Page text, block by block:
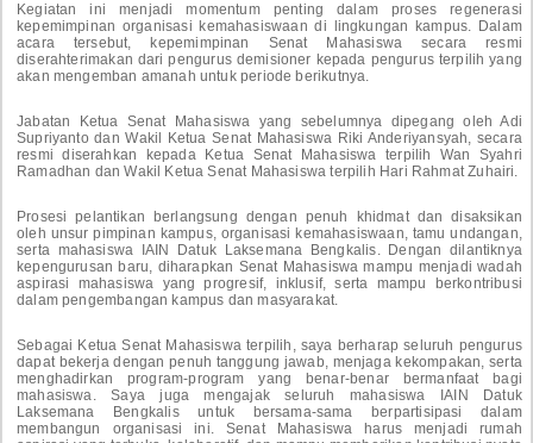
Kegiatan ini menjadi momentum penting dalam proses regenerasi
kepemimpinan organisasi kemahasiswaan di lingkungan kampus. Dalam
acara tersebut, kepemimpinan Senat Mahasiswa secara resmi
diserahterimakan dari pengurus demisioner kepada pengurus terpilih yang
akan mengemban amanah untuk periode berikutnya.
Jabatan Ketua Senat Mahasiswa yang sebelumnya dipegang oleh Adi
Supriyanto dan Wakil Ketua Senat Mahasiswa Riki Anderiyansyah, secara
resmi diserahkan kepada Ketua Senat Mahasiswa terpilih Wan Syahri
Ramadhan dan Wakil Ketua Senat Mahasiswa terpilih Hari Rahmat Zuhairi.
Prosesi pelantikan berlangsung dengan penuh khidmat dan disaksikan
oleh unsur pimpinan kampus, organisasi kemahasiswaan, tamu undangan,
serta mahasiswa IAIN Datuk Laksemana Bengkalis. Dengan dilantiknya
kepengurusan baru, diharapkan Senat Mahasiswa mampu menjadi wadah
aspirasi mahasiswa yang progresif, inklusif, serta mampu berkontribusi
dalam pengembangan kampus dan masyarakat.
Sebagai Ketua Senat Mahasiswa terpilih, saya berharap seluruh pengurus
dapat bekerja dengan penuh tanggung jawab, menjaga kekompakan, serta
menghadirkan program-program yang benar-benar bermanfaat bagi
mahasiswa. Saya juga mengajak seluruh mahasiswa IAIN Datuk
Laksemana Bengkalis untuk bersama-sama berpartisipasi dalam
membangun organisasi ini. Senat Mahasiswa harus menjadi rumah